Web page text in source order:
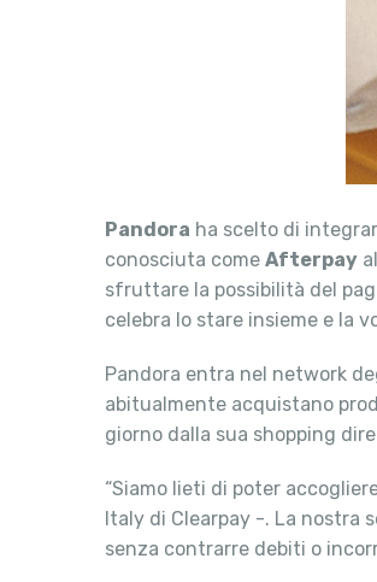
Pandora ha scelto di
conosciuta come Afterpay
sfruttare la possibilità del
celebra lo stare insieme e la
Pandora entra nel network
abitualmente acquistano
giorno dalla sua shopping
“Siamo lieti di poter
Italy di Clearpay -. La nostra
senza contrarre debiti o